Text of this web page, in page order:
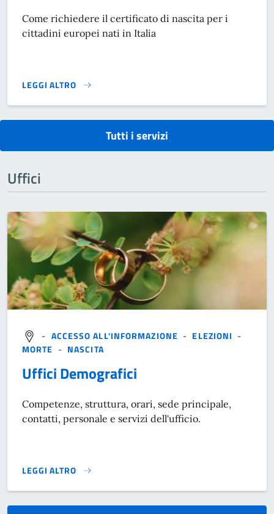
Come richiedere il certificato di nascita per i
cittadini europei nati in Italia
LEGGI ALTRO
CERTIFICATO DI NASCITA PER CITTADINI EUROPEI - ANPR}
Tutti i servizi
Uffici
- ACCESSO ALL'INFORMAZIONE - ELEZIONI -
MORTE - NASCITA
Uffici Demografici
Competenze, struttura, orari, sede principale,
contatti, personale e servizi dell'ufficio.
LEGGI ALTRO
}